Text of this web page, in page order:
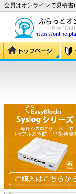
会員はオンラインで見積書(